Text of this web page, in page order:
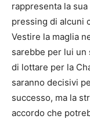
rappresenta la
pressing di alcuni
Vestire la maglia
sarebbe per lui
di lottare per la
saranno decisivi
successo, ma la
accordo che